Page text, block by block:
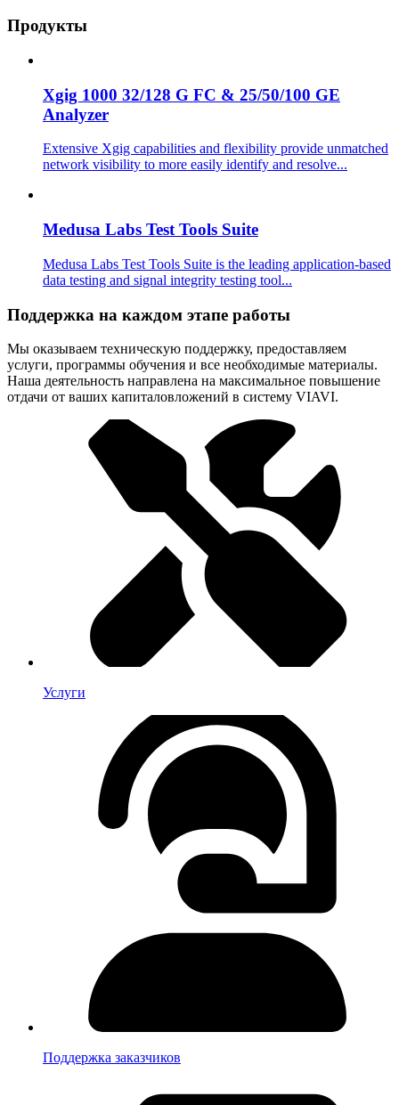
Продукты
Xgig 1000 32/128 G FC & 25/50/100 GE
Analyzer
Extensive Xgig capabilities and flexibility provide unmatched
network visibility to more easily identify and resolve...
Medusa Labs Test Tools Suite
Medusa Labs Test Tools Suite is the leading application-based
data testing and signal integrity testing tool...
Поддержка на каждом этапе работы
Мы оказываем техническую поддержку, предоставляем
услуги, программы обучения и все необходимые материалы.
Наша деятельность направлена на максимальное повышение
отдачи от ваших капиталовложений в систему VIAVI.
Услуги
Поддержка заказчиков